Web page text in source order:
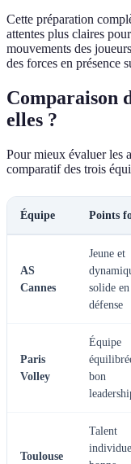
Cette préparation
attentes plus claires
mouvements des
des forces en présence
Comparaison
elles ?
Pour mieux évaluer les
comparatif des trois
Équipe Points
AS
Cannes
Jeune et
solide en
défense
Paris
Volley
Équipe
bon
Toulouse
Talent